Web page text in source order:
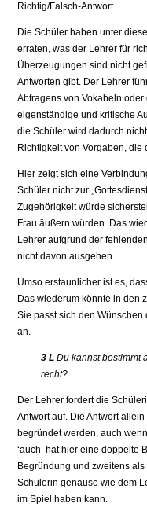
Richtig/Falsch-Antwort.
Die Schüler haben unter
erraten, was der Lehrer für
Überzeugungen sind nicht
Antworten gibt. Der Lehrer
Abfragens von Vokabeln
eigenständige und kritische
die Schüler wird dadurch
Richtigkeit von Vorgaben,
Hier zeigt sich eine
Schüler nicht zur
Zugehörigkeit würde
Frau äußern würden. Das
Lehrer aufgrund der
nicht davon ausgehen.
Umso erstaunlicher ist es,
Das wiederum könnte in den
Sie passt sich den
an.
3 LDu kannst bestimmt
recht?
Der Lehrer fordert die
Antwort auf. Die Antwort
begründet werden, auch
‘auch’ hat hier eine doppelte
Begründung und zweitens
Schülerin genauso wie dem
im Spiel haben kann.